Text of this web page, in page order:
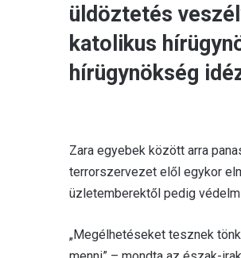
üldöztetés
katolikus
hírügynökség
Zara egyebek között arra
terrorszervezet elől egykor
üzletemberektől pedig
„Megélhetéseket tesznek